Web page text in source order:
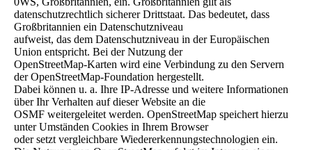
datenschutzrechtlich sicherer Drittstaat. Das bedeutet, dass
Großbritannien ein Datenschutzniveau
aufweist, das dem Datenschutzniveau in der Europäischen
Union entspricht. Bei der Nutzung der
OpenStreetMap-Karten wird eine Verbindung zu den Servern
der OpenStreetMap-Foundation hergestellt.
Dabei können u. a. Ihre IP-Adresse und weitere Informationen
über Ihr Verhalten auf dieser Website an die
OSMF weitergeleitet werden. OpenStreetMap speichert hierzu
unter Umständen Cookies in Ihrem Browser
oder setzt vergleichbare Wiedererkennungstechnologien ein.